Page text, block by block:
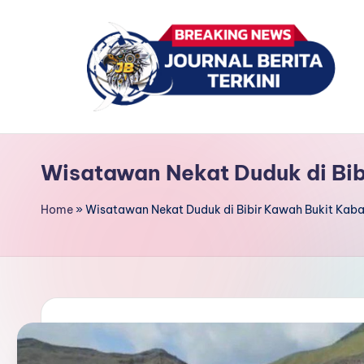
J
u
a
l
B
Wisatawan Nekat Duduk di
Home»Wisatawan Nekat Duduk di Bibir Kawah Bukit